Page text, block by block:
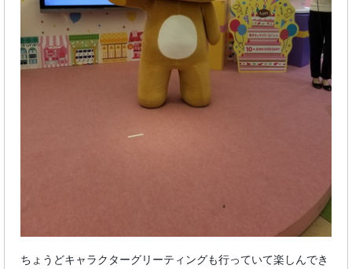
ちょうどキャラクターグリーティングも行っていて楽しんでき